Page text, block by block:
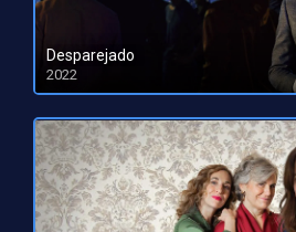
Desparejado
2022
HD 1080pHD 720p